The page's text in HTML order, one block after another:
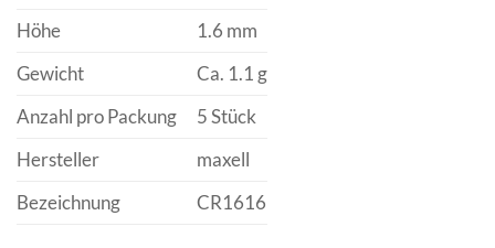
Höhe
1.6 mm
Gewicht
Ca. 1.1 g
Anzahl pro Packung
5 Stück
Hersteller
maxell
Bezeichnung
CR1616